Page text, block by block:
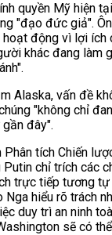
quyền Mỹ hiện
"đạo đức giả".
hoạt động vì lợi ích
khác đang làm
Alaska, vấn đề
"không chỉ
đây".
tích Chiến
chỉ trích các
trực tiếp tương tự
hiểu rõ trách
duy trì an ninh
sẽ có